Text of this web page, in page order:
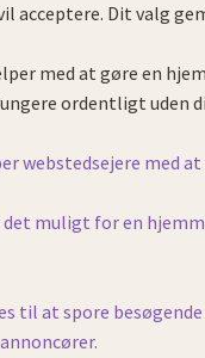
acceptere. Dit valg
med at gøre en
ordentligt uden
webstedsejere med
muligt for en
til at spore